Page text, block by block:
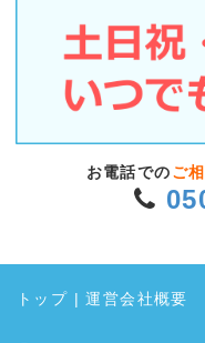
お電話での ご
トップ |運営会社概要